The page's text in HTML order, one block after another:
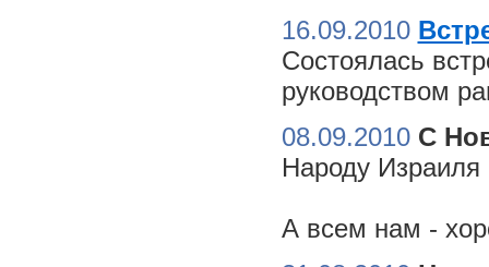
16.09.2010
Состоялась
руководством
08.09.2010 С
Народу Израиля
А всем нам -